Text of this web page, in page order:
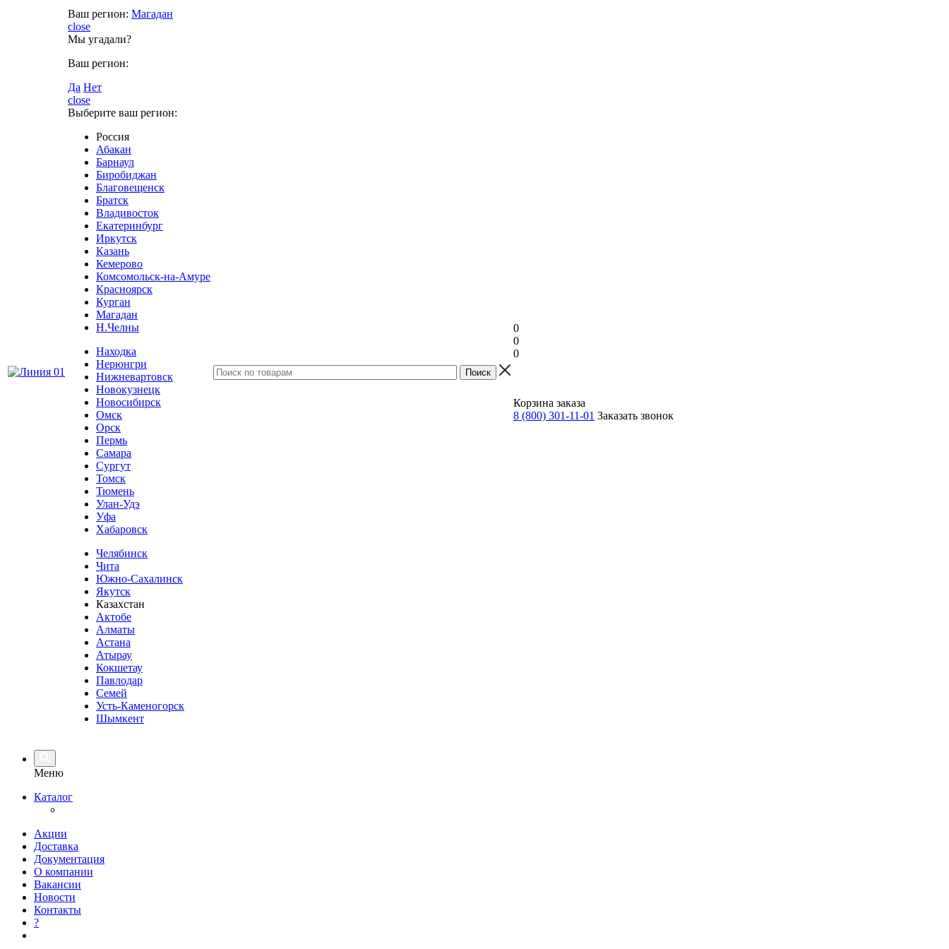
Ваш регион: Магадан
close
Мы угадали?
Ваш регион:
Да Нет
close
Выберите ваш регион:
Россия
Абакан
Барнаул
Биробиджан
Благовещенск
Братск
Владивосток
Екатеринбург
Иркутск
Казань
Кемерово
Комсомольск-на-Амуре
Красноярск
Курган
Магадан
Н.Челны
Находка
Нерюнгри
Нижневартовск
Новокузнецк
Новосибирск
Омск
Орск
Пермь
Самара
Сургут
Томск
Тюмень
Улан-Удэ
Уфа
Хабаровск
Челябинск
Чита
Южно-Сахалинск
Якутск
Казахстан
Актобе
Алматы
Астана
Атырау
Кокшетау
Павлодар
Семей
Усть-Каменогорск
Шымкент
0
0
0
Корзина заказа
8 (800) 301-11-01 Заказать звонок
Меню
Каталог
Акции
Доставка
Документация
О компании
Вакансии
Новости
Контакты
?